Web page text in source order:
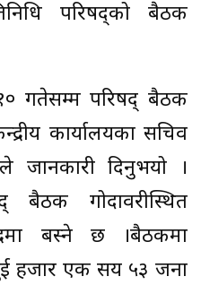
परिषद्को बैठक
गतेसम्म परिषद् बैठक
कार्यालयका सचिव
जानकारी दिनुभयो ।
बैठक गोदावरीस्थित
बस्ने छ ।बैठकमा
हजार एक सय ५३ जना